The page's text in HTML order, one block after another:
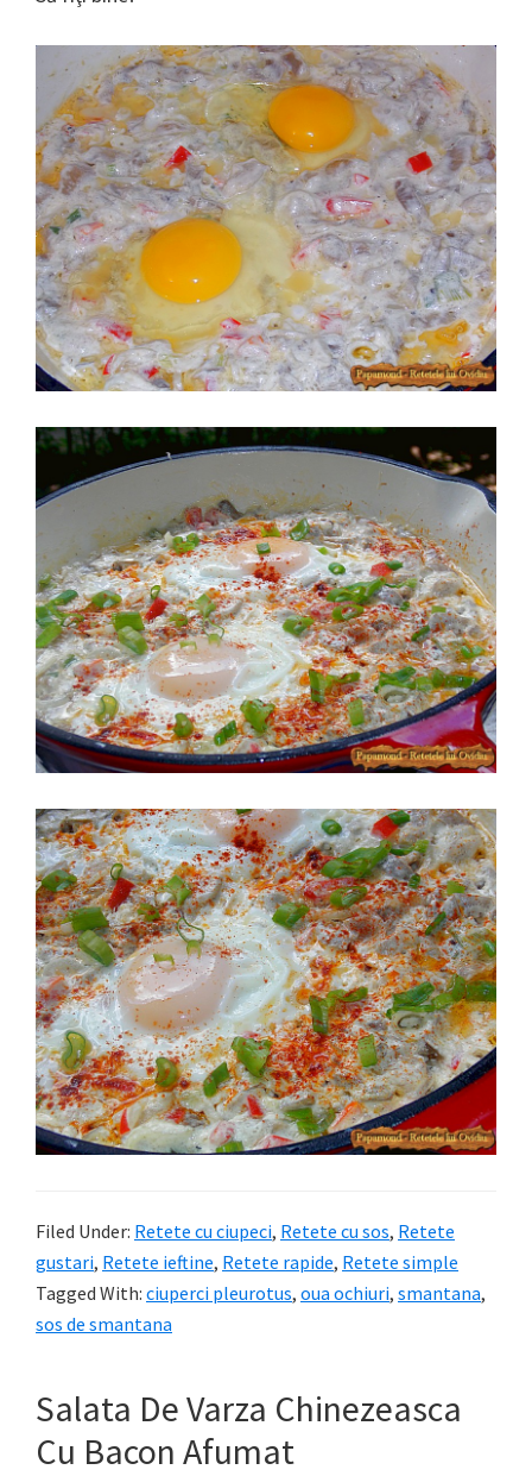
Filed Under: Retete cu ciupeci, Retete cu sos, Retete
gustari, Retete ieftine, Retete rapide, Retete simple
Tagged With: ciuperci pleurotus, oua ochiuri, smantana,
sos de smantana
Salata De Varza Chinezeasca
Cu Bacon Afumat